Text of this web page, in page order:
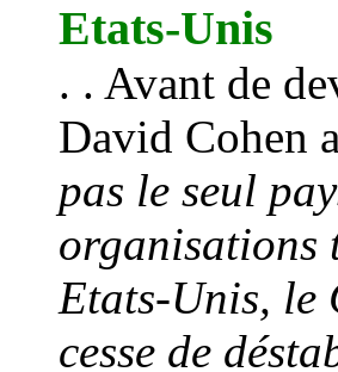
Etats-Unis
. . Avant de
David Cohen
pas le seul
organisations
Etats-Unis, le
cesse de